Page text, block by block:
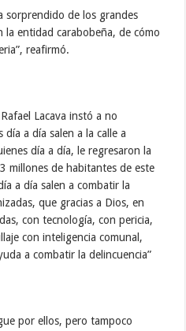
sorprendido de los grandes
la entidad carabobeña, de cómo
reafirmó.
Lacava instó a no
día a día salen a la calle a
día a día, le regresaron la
millones de habitantes de este
a día salen a combatir la
que gracias a Dios, en
con tecnología, con pericia,
con inteligencia comunal,
a combatir la delincuencia”
por ellos, pero tampoco